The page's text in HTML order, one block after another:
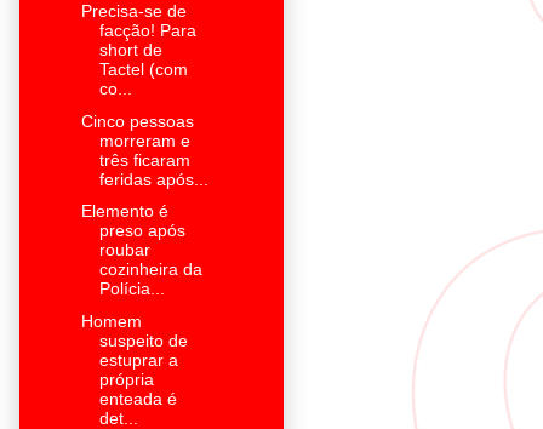
Precisa-se de
facção! Para
short de
Tactel (com
co...
Cinco pessoas
morreram e
três ficaram
feridas após...
Elemento é
preso após
roubar
cozinheira da
Polícia...
Homem
suspeito de
estuprar a
própria
enteada é
det...